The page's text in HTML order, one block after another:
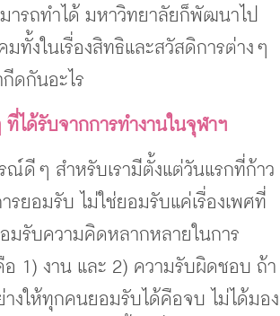
ารถทำได้ มหาวิทยาลัยก็พัฒนาไป
ทั้งในเรื่องสิทธิและสวัสดิการต่าง ๆ
ดกันอะไร
ได้รับจากการทำงานในจุฬาฯ
ๆ สำหรับเรามีตั้งแต่วันแรกที่ก้าว
รยอมรับ ไม่ใช่ยอมรับแค่เรื่องเพศที่
มรับความคิดหลากหลายในการ
1) งาน และ 2) ความรับผิดชอบ ถ้า
งให้ทุกคนยอมรับได้คือจบ ไม่ได้มอง